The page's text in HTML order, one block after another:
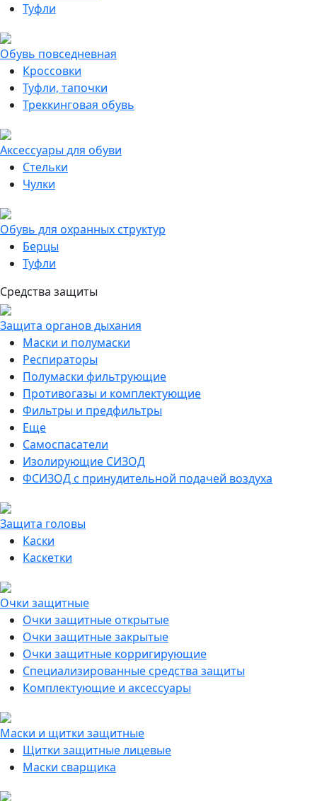
Туфли
Обувь повседневная
Кроссовки
Туфли, тапочки
Треккинговая обувь
Аксессуары для обуви
Стельки
Чулки
Обувь для охранных структур
Берцы
Туфли
Средства защиты
Защита органов дыхания
Маски и полумаски
Респираторы
Полумаски фильтрующие
Противогазы и комплектующие
Фильтры и предфильтры
Еще
Самоспасатели
Изолирующие СИЗОД
ФСИЗОД с принудительной подачей воздуха
Защита головы
Каски
Каскетки
Очки защитные
Очки защитные открытые
Очки защитные закрытые
Очки защитные корригирующие
Специализированные средства защиты
Комплектующие и аксессуары
Маски и щитки защитные
Щитки защитные лицевые
Маски сварщика